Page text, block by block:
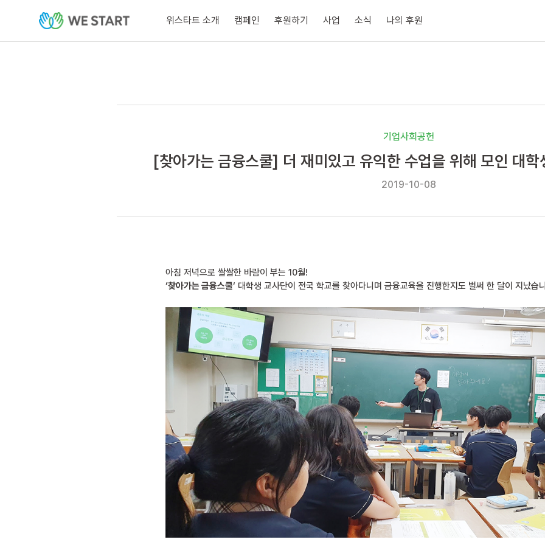
위스타트 소개 캠페인 후원하기 사업 소식 나의 후원
기업사회공헌
[찾아가는 금융스쿨] 더 재미있고 유익한 수업을 위해 모인 대학
2019-10-08
아침 저녁으로 쌀쌀한 바람이 부는 10월!
‘찾아가는 금융스쿨‘ 대학생 교사단이 전국 학교를 찾아다니며 금융교육을 진행한지도 벌써 한 달이 지났습